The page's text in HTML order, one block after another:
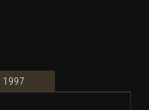
1997
OF TENORHORN-